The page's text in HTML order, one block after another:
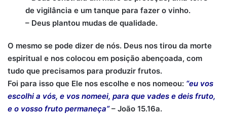
de vigilância e um tanque para fazer o vinho.
– Deus plantou mudas de qualidade.
O mesmo se pode dizer de nós. Deus nos tirou da morte
espiritual e nos colocou em posição abençoada, com
tudo que precisamos para produzir frutos.
Foi para isso que Ele nos escolhe e nos nomeou: “eu vos
escolhi a vós, e vos nomeei, para que vades e deis fruto,
e o vosso fruto permaneça”– João 15.16a.